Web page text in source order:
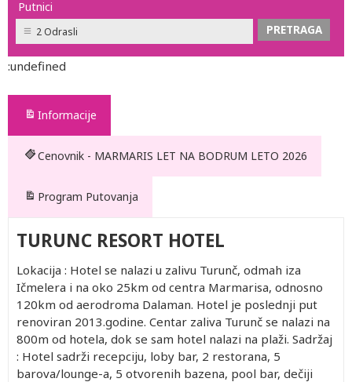
Putnici
2 Odrasli
:undefined
Informacije
Cenovnik - MARMARIS LET NA BODRUM LETO 2026
Program Putovanja
TURUNC RESORT HOTEL
Lokacija : Hotel se nalazi u zalivu Turunč, odmah iza
Ičmelera i na oko 25km od centra Marmarisa, odnosno
120km od aerodroma Dalaman. Hotel je poslednji put
renoviran 2013.godine. Centar zaliva Turunč se nalazi na
800m od hotela, dok se sam hotel nalazi na plaži. Sadržaj
: Hotel sadrži recepciju, loby bar, 2 restorana, 5
barova/lounge-a, 5 otvorenih bazena, pool bar, dečiji